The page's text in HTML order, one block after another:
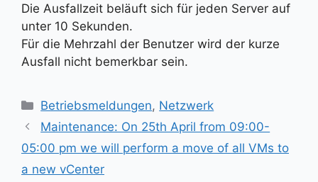
Die Ausfallzeit beläuft sich für jeden Server auf
unter 10 Sekunden.
Für die Mehrzahl der Benutzer wird der kurze
Ausfall nicht bemerkbar sein.
Kategorien
Betriebsmeldungen, Netzwerk
Maintenance: On 25th April from 09:00-
05:00 pm we will perform a move of all VMs to
a new vCenter